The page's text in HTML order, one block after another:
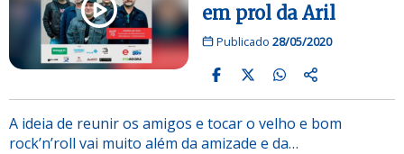
em prol da Aril
Publicado 28/05/2020
A ideia de reunir os amigos e tocar o velho e bom
rock’n’roll vai muito além da amizade e da…